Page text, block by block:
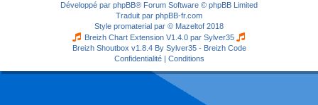
Développé par phpBB® Forum Software © phpBB Limited
Traduit par phpBB-fr.com
Style promaterial par © Mazeltof 2018
Breizh Chart Extension V1.4.0 par Sylver35
Breizh Shoutbox v1.8.4 By Sylver35 - Breizh Code
Confidentialité| Conditions